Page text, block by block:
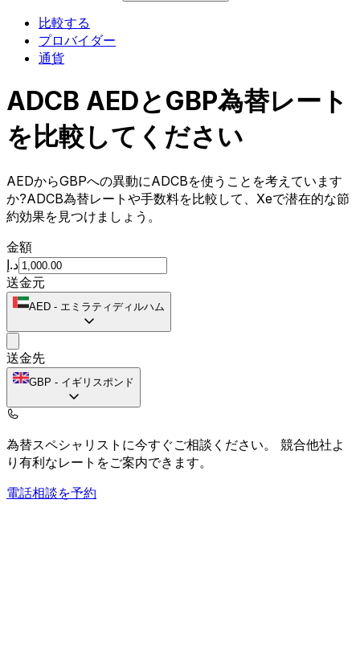
比較する
プロバイダー
通貨
ADCB AEDとGBP為替レート
を比較してください
AEDからGBPへの異動にADCBを使うことを考えています
か?ADCB為替レートや手数料を比較して、Xeで潜在的な節
約効果を見つけましょう。
金額
د.إ
送金元
AED - エミラティディルハム
送金先
GBP - イギリスポンド
為替スペシャリストに今すぐご相談ください。 競合他社よ
り有利なレートをご案内できます。
電話相談を予約